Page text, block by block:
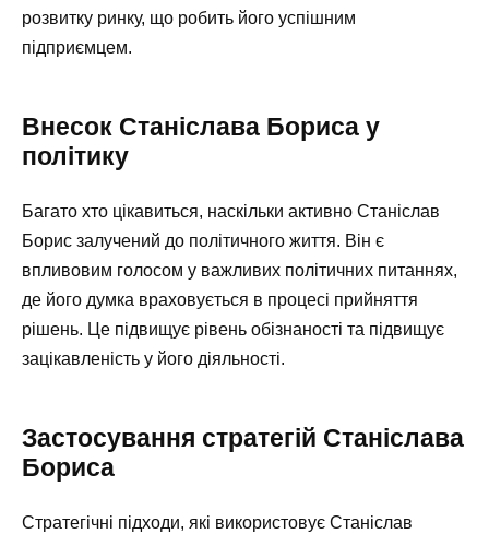
розвитку ринку, що робить його успішним
підприємцем.
Внесок Станіслава Бориса у
політику
Багато хто цікавиться, наскільки активно Станіслав
Борис залучений до політичного життя. Він є
впливовим голосом у важливих політичних питаннях,
де його думка враховується в процесі прийняття
рішень. Це підвищує рівень обізнаності та підвищує
зацікавленість у його діяльності.
Застосування стратегій Станіслава
Бориса
Стратегічні підходи, які використовує Станіслав